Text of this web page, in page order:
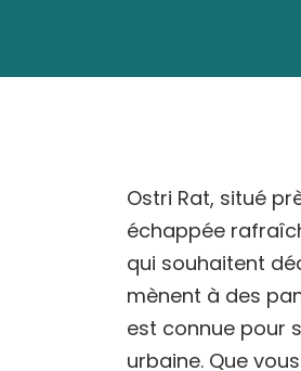
Ostri Rat, situé
échappée
qui souhaitent
mènent à des
est connue pour
urbaine. Que